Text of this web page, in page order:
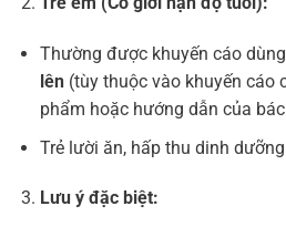
Thường được khuyến cáo
lên(tùy thuộc vào khuyến cáo
phẩm hoặc hướng dẫn của
Trẻ lười ăn, hấp thu dinh
Lưu ý đặc biệt: